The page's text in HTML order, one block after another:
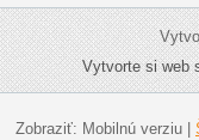
Vytvorte si web
Zobraziť: Mobilnú verziu|